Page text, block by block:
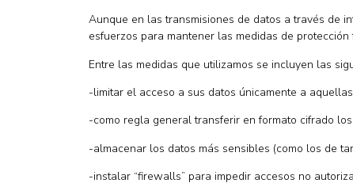
Aunque en las transmisiones de datos a través de
esfuerzos para mantener las medidas de
Entre las medidas que utilizamos se incluyen las
-limitar el acceso a sus datos únicamente a
-como regla general transferir en formato cifrado
-almacenar los datos más sensibles (como los de
-instalar “firewalls” para impedir accesos no